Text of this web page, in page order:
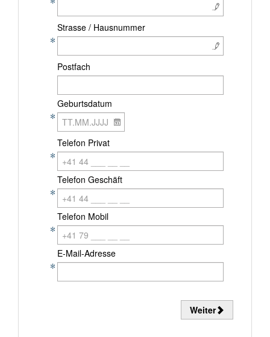
Strasse / Hausnummer
Postfach
Geburtsdatum
Telefon Privat
Telefon Geschäft
Telefon Mobil
E-Mail-Adresse
Weiter